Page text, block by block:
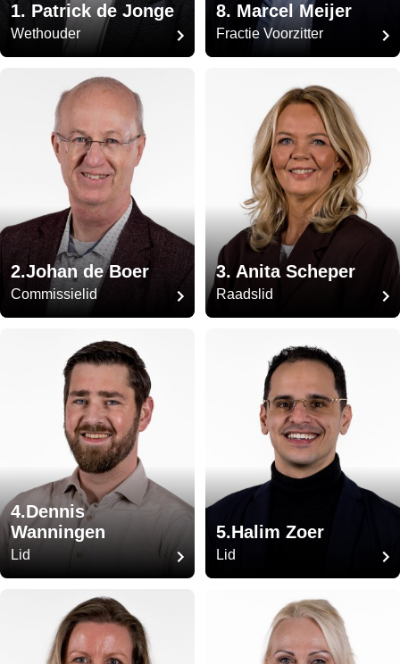
1. Patrick de Jonge
Wethouder
8. Marcel Meijer
Fractie Voorzitter
2.Johan de Boer
Commissielid
3. Anita Scheper
Raadslid
4.Dennis
Wanningen
Lid
5.Halim Zoer
Lid